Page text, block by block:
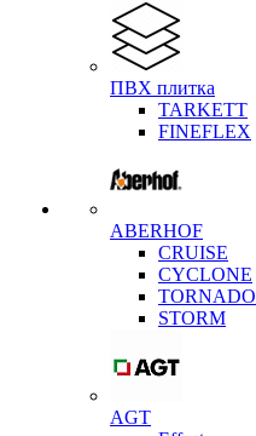
ПВХ плитка
TARKETT
FINEFLEX
ABERHOF
CRUISE
CYCLONE
TORNADO
STORM
AGT